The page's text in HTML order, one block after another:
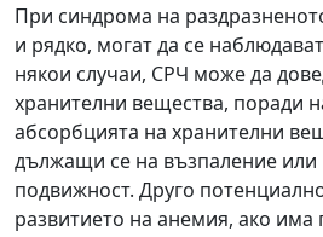
При синдрома на
и рядко, могат да се
някои случаи, СРЧ може да
хранителни вещества, поради
абсорбцията на хранителни
дължащи се на възпаление
подвижност. Друго
развитието на анемия, ако